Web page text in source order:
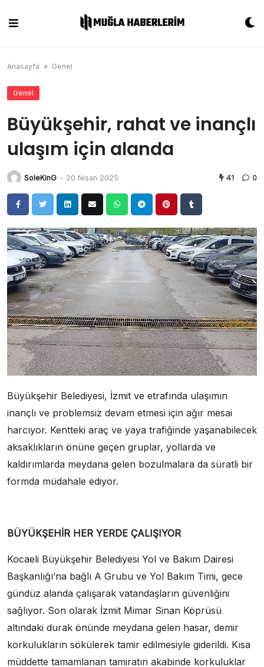
content
Anasayfa » Genel
Genel
Büyükşehir, rahat ve inançlı
ulaşım için alanda
SoleKinG - 20 Nisan 2025 41 0
Büyükşehir Belediyesi, İzmit ve etrafında ulaşımın
inançlı ve problemsiz devam etmesi için ağır mesai
harcıyor. Kentteki araç ve yaya trafiğinde yaşanabilecek
aksaklıkların önüne geçen gruplar, yollarda ve
kaldırımlarda meydana gelen bozulmalara da süratli bir
formda müdahale ediyor.
BÜYÜKŞEHİR HER YERDE ÇALIŞIYOR
Kocaeli Büyükşehir Belediyesi Yol ve Bakım Dairesi
Başkanlığı’na bağlı A Grubu ve Yol Bakım Timi, gece
gündüz alanda çalışarak vatandaşların güvenliğini
sağlıyor. Son olarak İzmit Mimar Sinan Köprüsü
altındaki durak önünde meydana gelen hasar, demir
korkulukların sökülerek tamir edilmesiyle giderildi. Kısa
müddette tamamlanan tamiratın akabinde korkuluklar